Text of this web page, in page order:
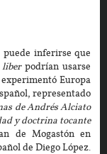
puede inferirse que
liberpodrían usarse
Europa
representado
de Andrés Alciato
y doctrina tocante
de Mogastón en
de Diego López.